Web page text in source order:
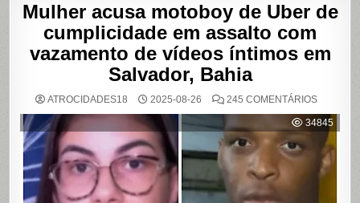
Mulher acusa motoboy de Uber de
cumplicidade em assalto com
vazamento de vídeos íntimos em
Salvador, Bahia
ATROCIDADES18 2025-08-26 245 COMENTÁRIOSEM
ACUSA
DE
UBER
DE
EM
34845